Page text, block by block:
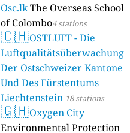
Osc.lkThe Overseas School
of Colombo4 stations
🇨🇭OSTLUFT - Die
Luftqualitätsüberwachung
Der Ostschweizer Kantone
Und Des Fürstentums
Liechtenstein 18 stations
🇬🇭Oxygen City
Environmental Protection